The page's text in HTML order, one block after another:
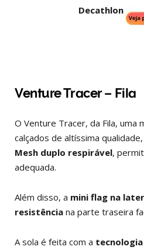
Decathlon
Venture Tracer – Fila
O Venture Tracer, da Fila, uma
calçados de altíssima
Mesh duplo respirável,
adequada.
Além disso, a mini flag na
resistência na parte traseira
A sola é feita com a tecnologia